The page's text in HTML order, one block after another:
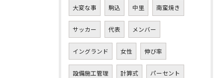
大変な事 駒込 中里 南蛮焼き
サッカー 代表 メンバー
イングランド 女性 伸び率
設備施工管理 計算式 パーセント